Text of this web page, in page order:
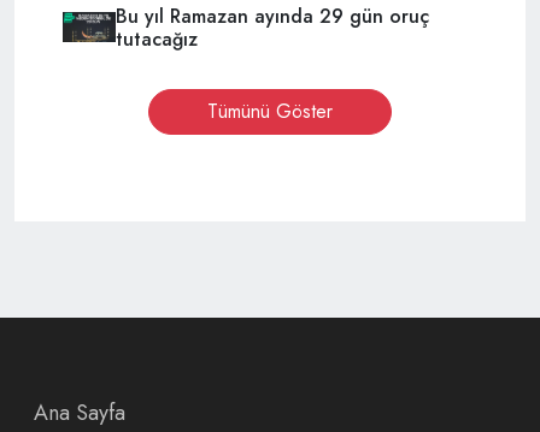
Bu yıl Ramazan ayında 29 gün oruç
tutacağız
Tümünü Göster
Ana Sayfa